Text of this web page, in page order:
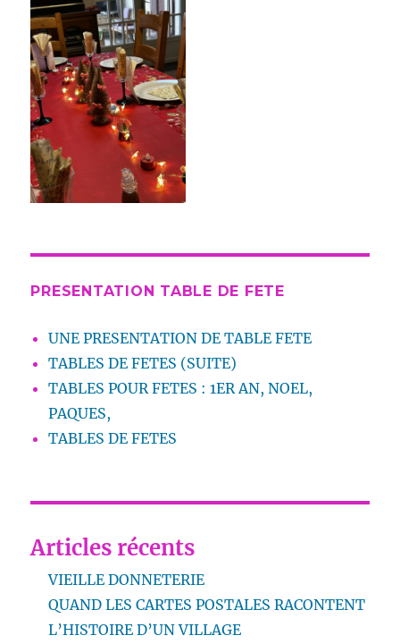
PRESENTATION TABLE DE FETE
UNE PRESENTATION DE TABLE FETE
TABLES DE FETES (SUITE)
TABLES POUR FETES : 1ER AN, NOEL,
PAQUES,
TABLES DE FETES
Articles récents
VIEILLE DONNETERIE
QUAND LES CARTES POSTALES RACONTENT
L’HISTOIRE D’UN VILLAGE